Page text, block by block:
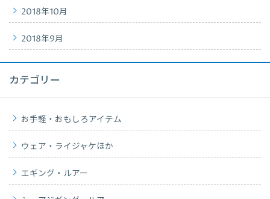
2018年10月
2018年9月
カテゴリー
お手軽・おもしろアイテム
ウェア・ライジャケほか
エギング・ルアー